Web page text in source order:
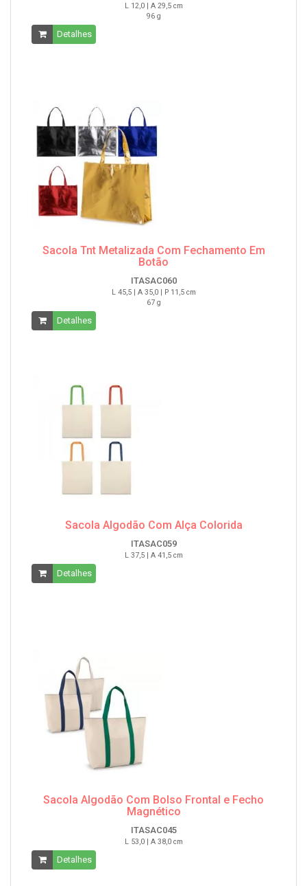
L 12,0 | A 29,5 cm
96 g
Detalhes
Sacola Tnt Metalizada Com Fechamento Em
Botão
ITASAC060
L 45,5 | A 35,0 | P 11,5 cm
67 g
Detalhes
Sacola Algodão Com Alça Colorida
ITASAC059
L 37,5 | A 41,5 cm
Detalhes
Sacola Algodão Com Bolso Frontal e Fecho
Magnético
ITASAC045
L 53,0 | A 38,0 cm
Detalhes